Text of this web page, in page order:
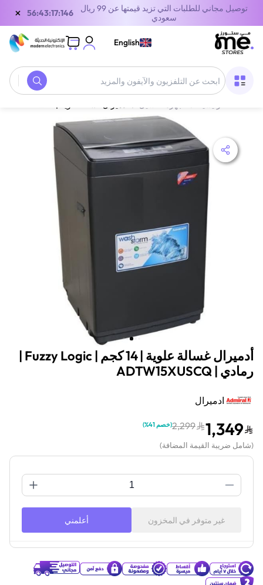
توصيل مجاني للطلبات التي تزيد قيمتها عن 99 ريال
سعودي
55:43:17:146
×
English
أدميرال غسالة علوية | 14 كجم | Fuzzy Logic |
رمادي | ADTW15XUSCQ
ادميرال
1,349
2,299
(خصم 41% )
(شامل ضريبة القيمة المضافة)
غير متوفر في المخزون أعلمني